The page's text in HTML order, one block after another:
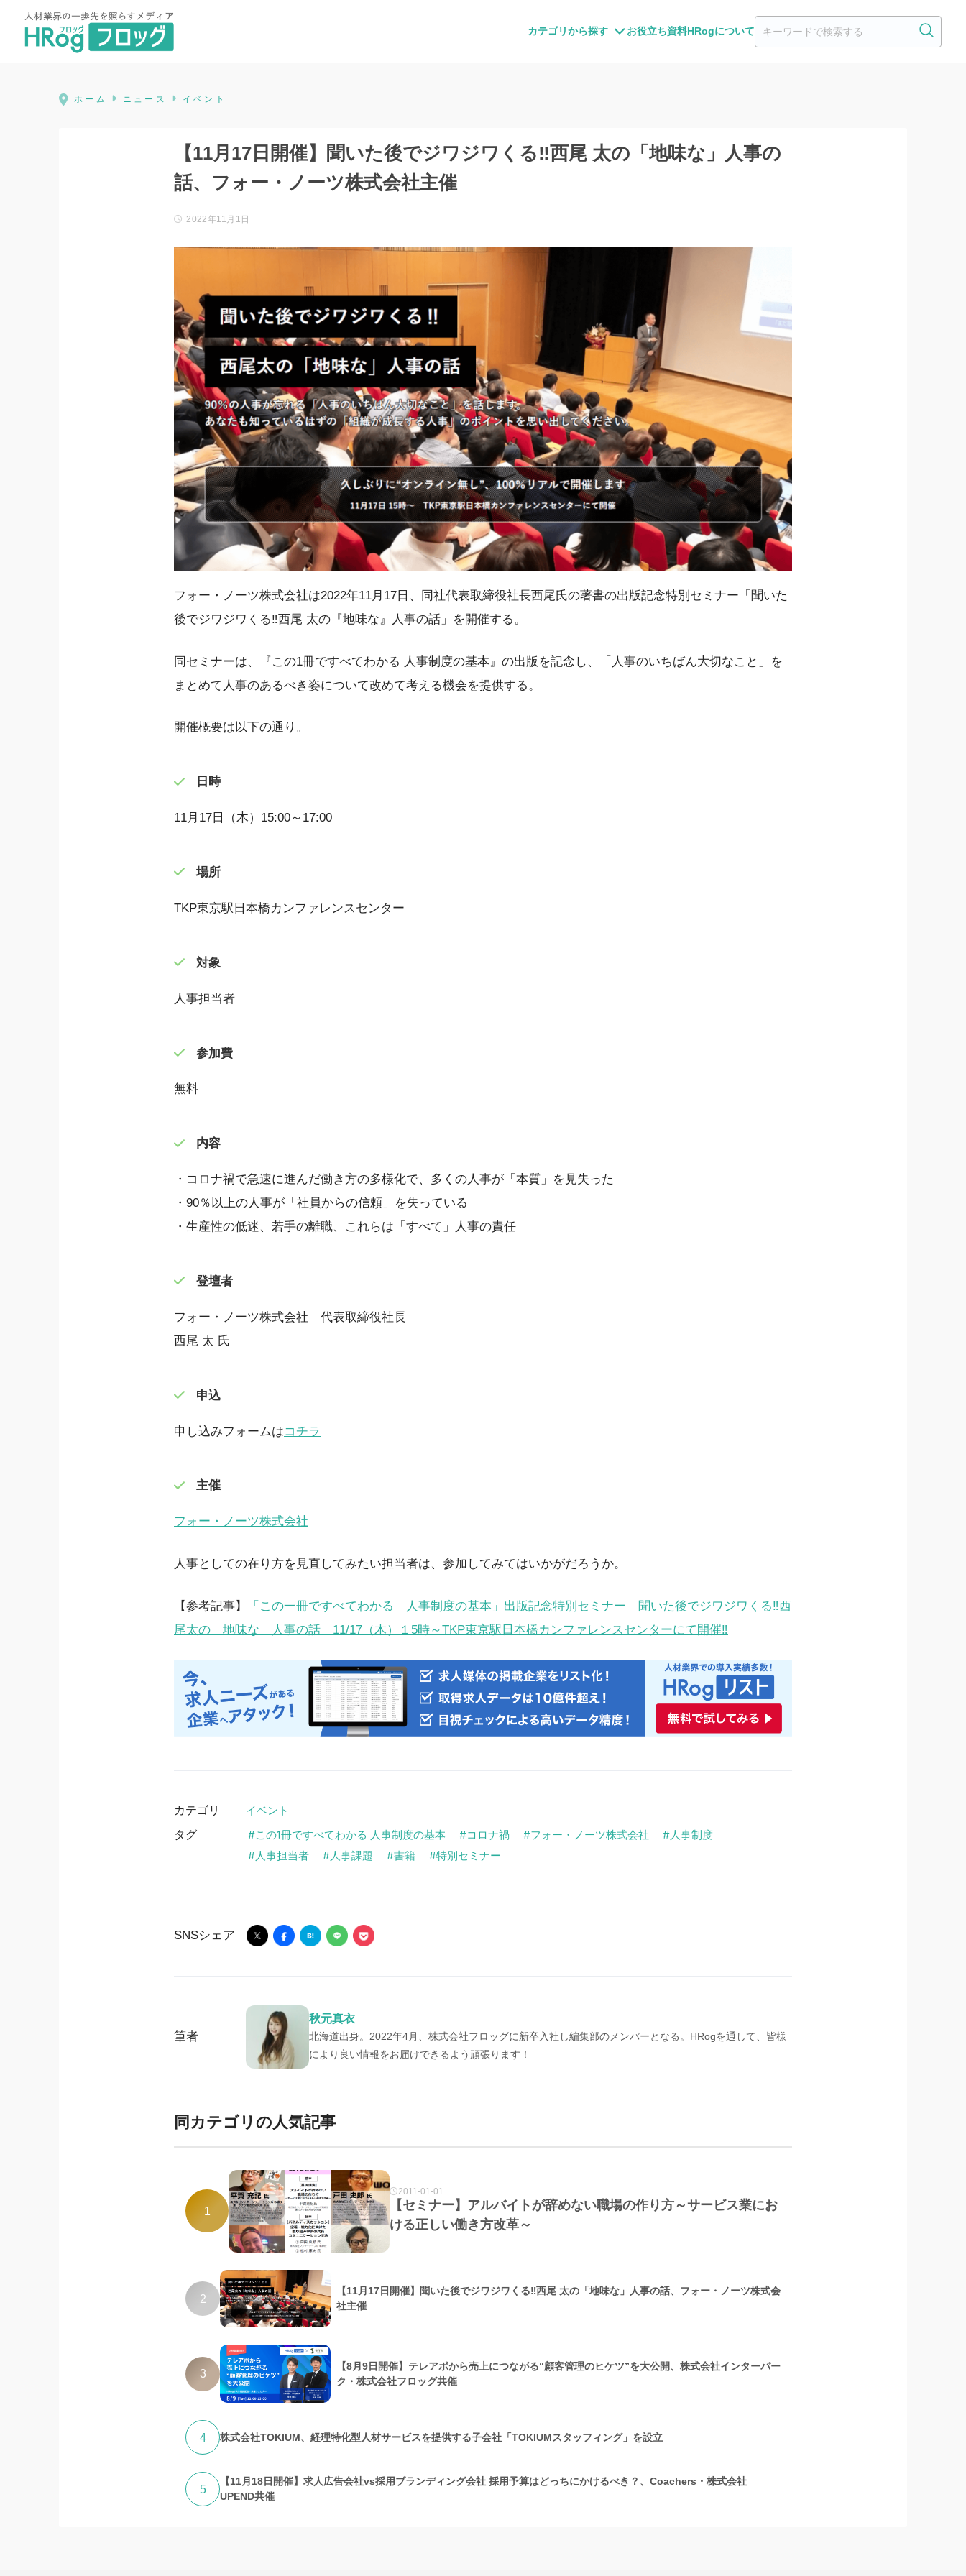
カテゴリから探す お役立ち資料HRogについて
HRog | 人材業界の一歩先を照らすメディア
ホーム ニュース イベント
【11月17日開催】聞いた後でジワジワくる‼西尾 太の「地味な」人事の
話、フォー・ノーツ株式会社主催
2022年11月1日
フォー・ノーツ株式会社は2022年11月17日、同社代表取締役社長西尾氏の著書の出版記念特別セミナー「聞いた
後でジワジワくる‼西尾 太の『地味な』人事の話」を開催する。
同セミナーは、『この1冊ですべてわかる 人事制度の基本』の出版を記念し、「人事のいちばん大切なこと」を
まとめて人事のあるべき姿について改めて考える機会を提供する。
開催概要は以下の通り。
日時
11月17日（木）15:00～17:00
場所
TKP東京駅日本橋カンファレンスセンター
対象
人事担当者
参加費
無料
内容
・コロナ禍で急速に進んだ働き方の多様化で、多くの人事が「本質」を見失った
・90％以上の人事が「社員からの信頼」を失っている
・生産性の低迷、若手の離職、これらは「すべて」人事の責任
登壇者
フォー・ノーツ株式会社 代表取締役社長
西尾 太 氏
申込
申し込みフォームはコチラ
主催
フォー・ノーツ株式会社
人事としての在り方を見直してみたい担当者は、参加してみてはいかがだろうか。
【参考記事】
「この一冊ですべてわかる 人事制度の基本」出版記念特別セミナー 聞いた後でジワジワくる‼西
尾太の「地味な」人事の話 11/17（木）１5時～TKP東京駅日本橋カンファレンスセンターにて開催‼
カテゴリ イベント
タグ この1冊ですべてわかる 人事制度の基本 コロナ禍 フォー・ノーツ株式会社
人事制度
人事担当者
人事課題 書籍 特別セミナー
SNSシェア
筆者
秋元真衣
北海道出身。2022年4月、株式会社フロッグに新卒入社し編集部のメンバーとなる。HRogを通して、皆様
により良い情報をお届けできるよう頑張ります！
同カテゴリの人気記事
1
2011-01-01
【セミナー】アルバイトが辞めない職場の作り方～サービス業にお
ける正しい働き方改革～
2
【11月17日開催】聞いた後でジワジワくる‼西尾 太の「地味な」人事の話、フォー・ノーツ株式会
社主催
3
【8月9日開催】テレアポから売上につながる“顧客管理のヒケツ”を大公開、株式会社インターパー
ク・株式会社フロッグ共催
4 株式会社TOKIUM、経理特化型人材サービスを提供する子会社「TOKIUMスタッフィング」を設立
5
【11月18日開催】求人広告会社vs採用ブランディング会社 採用予算はどっちにかけるべき？、Coachers・株式会社
UPEND共催